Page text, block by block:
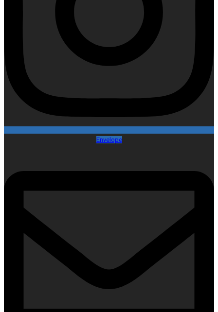
Envelope